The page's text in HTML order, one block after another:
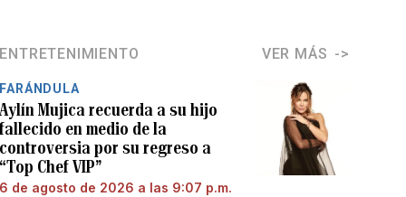
ENTRETENIMIENTO VER MÁS
FARÁNDULA
Aylín Mujica recuerda a su hijo
fallecido en medio de la
controversia por su regreso a
“Top Chef VIP”
6 de agosto de 2026 a las 9:07 p.m.